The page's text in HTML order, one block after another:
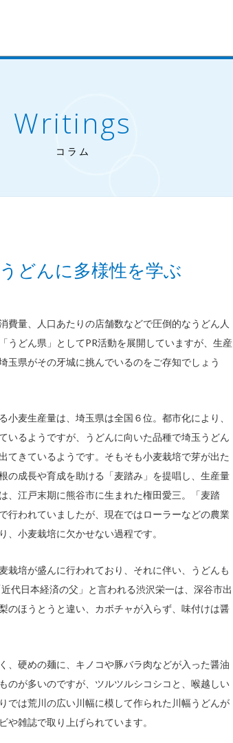
Writings
コラム
どんに多様性を学ぶ
費量、人口あたりの店舗数などで圧倒的なうどん人
うどん県」としてPR活動を展開していますが、生産
玉県がその牙城に挑んでいるのをご存知でしょう
小麦生産量は、埼玉県は全国６位。都市化により、
いるようですが、うどんに向いた品種で埼玉うどん
てきているようです。そもそも小麦栽培で芽が出た
の成長や育成を助ける「麦踏み」を提唱し、生産量
、江戸末期に熊谷市に生まれた権田愛三。「麦踏
行われていましたが、現在ではローラーなどの農業
、小麦栽培に欠かせない過程です。
栽培が盛んに行われており、それに伴い、うどんも
代日本経済の父」と言われる渋沢栄一は、深谷市出
のほうとうと違い、カボチャが入らず、味付けは醤
、硬めの麺に、キノコや豚バラ肉などが入った醤油
のが多いのですが、ツルツルシコシコと、喉越しい
では荒川の広い川幅に模して作られた川幅うどんが
雑誌で取り上げられています。